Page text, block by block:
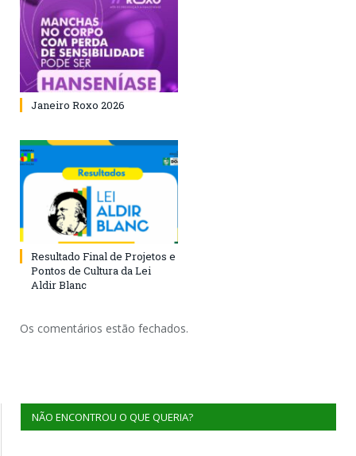
Janeiro Roxo 2026
Resultado Final de Projetos e
Pontos de Cultura da Lei
Aldir Blanc
Os comentários estão fechados.
NÃO ENCONTROU O QUE QUERIA?